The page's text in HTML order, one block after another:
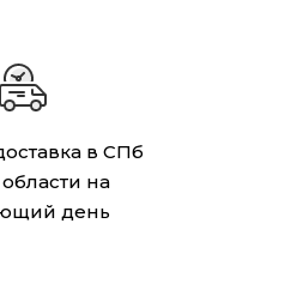
в СПб
на
день